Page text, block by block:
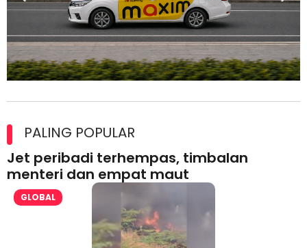
lesen separuh pertama 2026
PALING POPULAR
Jet peribadi terhempas, timbalan
menteri dan empat maut
GLOBAL